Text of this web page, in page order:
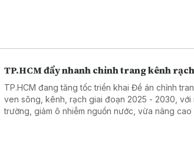
TP.HCM đẩy nhanh chỉnh trang kênh
TP.HCM đang tăng tốc triển khai Đề án chỉnh
ven sông, kênh, rạch giai đoạn 2025 - 2030, với
trường, giảm ô nhiễm nguồn nước, vừa nâng